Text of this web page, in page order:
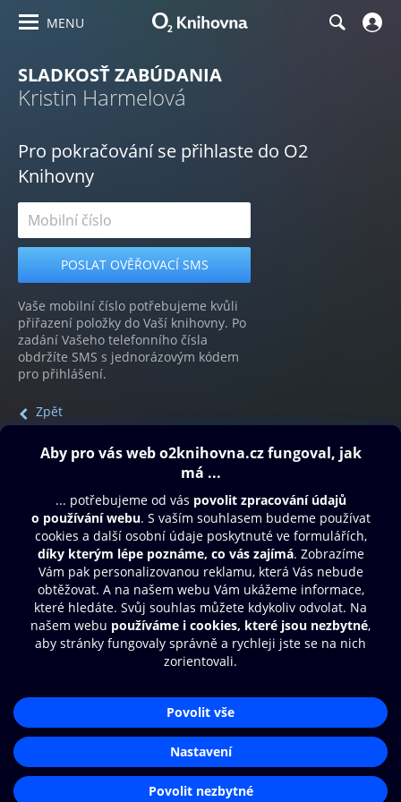
MENU
SLADKOSŤ ZABÚDANIA
Kristin Harmelová
Pro pokračování se přihlaste do O2
Knihovny
Vaše mobilní číslo potřebujeme kvůli
přiřazení položky do Vaší knihovny. Po
zadání Vašeho telefonního čísla
obdržíte SMS s jednorázovým kódem
pro přihlášení.
Zpět
Obsah ke stažení
Moje O2 Knihovna
Další zábava
© O2 Czech Republic a.s.
Přístupnost
Zásady zpracování osobních údajů
Nastavení cookies
Aplikace O2 Knihovna
Čti a poslouchej své e-knihy a
audioknihy rychleji a pohodlněji.